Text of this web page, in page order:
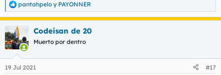
R
e
c
c
i
e
pantahpelo y PAYONNER
Codeisan de 20
Muerto por dentro
19 Jul 2021 #17